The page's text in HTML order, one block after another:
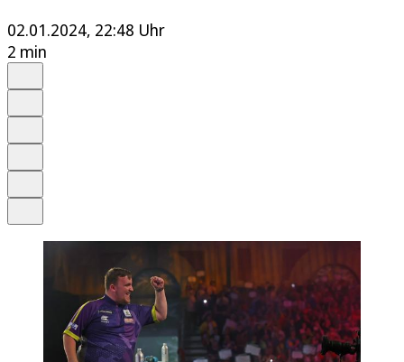
02.01.2024, 22:48 Uhr
2 min